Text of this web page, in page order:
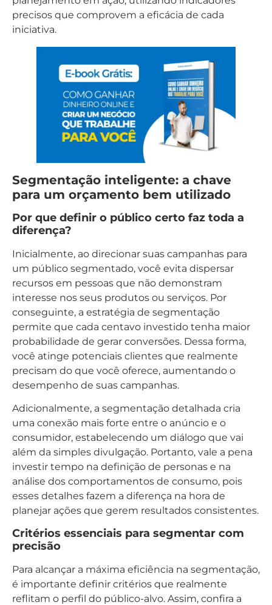
precisos que comprovem a eficácia de cada
iniciativa.
Segmentação inteligente: a chave
para um orçamento bem utilizado
Por que definir o público certo faz toda a
diferença?
Inicialmente, ao direcionar suas campanhas para
um público segmentado, você evita dispersar
recursos em pessoas que não demonstram
interesse nos seus produtos ou serviços. Por
conseguinte, a estratégia de segmentação
permite que cada centavo investido tenha maior
probabilidade de gerar conversões. Dessa forma,
você atinge potenciais clientes que realmente
precisam do que você oferece, aumentando o
desempenho de suas campanhas.
Adicionalmente, a segmentação detalhada cria
uma conexão mais forte entre o anúncio e o
consumidor, estabelecendo um diálogo que vai
além da simples divulgação. Portanto, vale a pena
investir tempo na definição de personas e na
análise dos comportamentos de consumo, pois
esses detalhes fazem a diferença na hora de
planejar ações que gerem resultados consistentes.
Critérios essenciais para segmentar com
precisão
Para alcançar a máxima eficiência na segmentação,
é importante definir critérios que realmente
reflitam o perfil do público-alvo. Assim, confira a